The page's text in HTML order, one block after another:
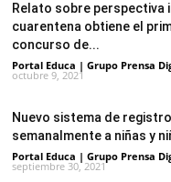
Relato sobre perspectiva
cuarentena obtiene el
concurso de...
Portal Educa | Grupo Prensa
octubre 9, 2021
Nuevo sistema de
semanalmente a niñas y
Portal Educa | Grupo Prensa
septiembre 30, 2021